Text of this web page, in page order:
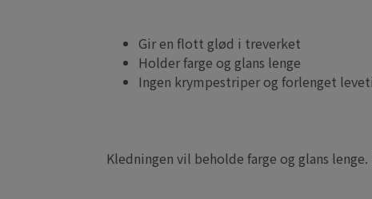
Gir en flott glød i treverket
Holder farge og glans lenge
Ingen krympestriper og forlenget
Kledningen vil beholde farge og glans